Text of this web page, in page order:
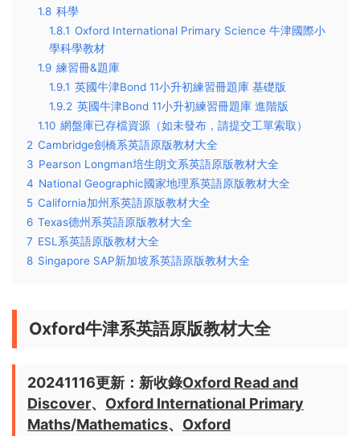
1.8 科學
1.8.1 Oxford International Primary Science 牛津國際小
學科學教材
1.9 練習冊&題庫
1.9.1 英國牛津Bond 11小升初練習冊題庫 基礎版
1.9.2 英國牛津Bond 11小升初練習冊題庫 進階版
1.10 網盤庫已存檔資源（如未發布，請提交工單索取）
2 Cambridge劍橋系英語原版教材大全
3 Pearson Longman培生朗文系英語原版教材大全
4 National Geographic國家地理系英語原版教材大全
5 California加州系英語原版教材大全
6 Texas德州系英語原版教材大全
7 ESL系英語原版教材大全
8 Singapore SAP新加坡系英語原版教材大全
Oxford牛津系英語原版教材大全
20241116更新：新收錄Oxford Read and
Discover、 Oxford International Primary
Maths/Mathematics、 Oxford